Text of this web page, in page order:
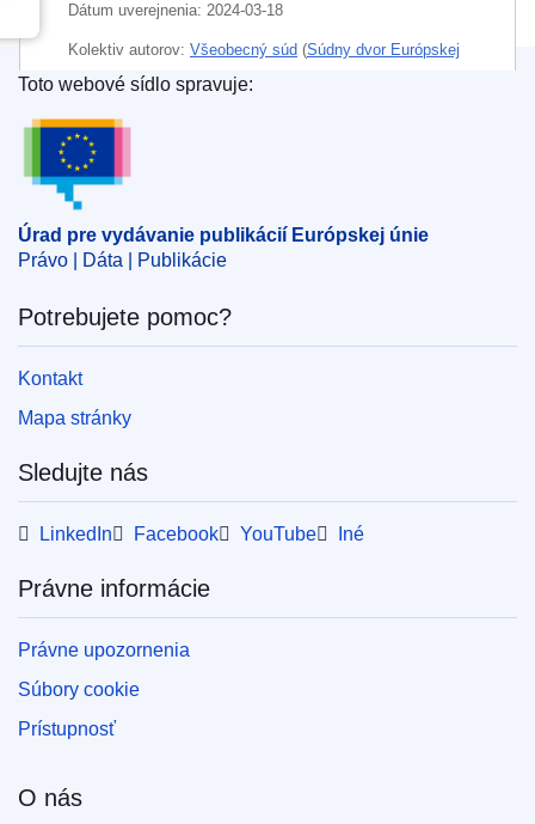
Dátum uverejnenia: 2024-03-18
Kolektiv autorov: Všeobecný súd (Súdny dvor Európskej
únie)
Oblasť:absentérstvo
európsky úradník
CELEX : 62023TA0159
ELI :C/2024/2026/oj
IMMC : ARR-T-0159-2023
Úrad pre vydávanie publikácií Európskej únie
Toto webové sídlo spravuje:
Úrad pre vydávanie publikácií Európskej únie
Právo | Dáta | Publikácie
Potrebujete pomoc?
Kontakt
Mapa stránky
Sledujte nás
LinkedIn Facebook YouTube Iné
Právne informácie
Právne upozornenia
Súbory cookie
Prístupnosť
O nás